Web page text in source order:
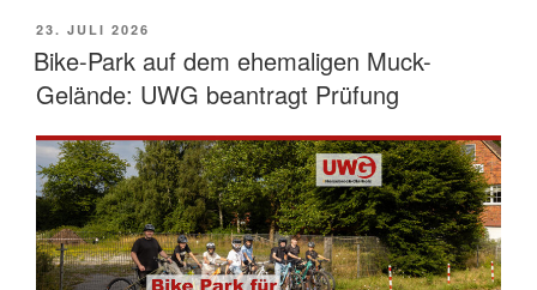
VERÖFFENTLICHT
AM
23. JULI 2026
Bike-Park auf dem ehemaligen Muck-
Gelände: UWG beantragt Prüfung